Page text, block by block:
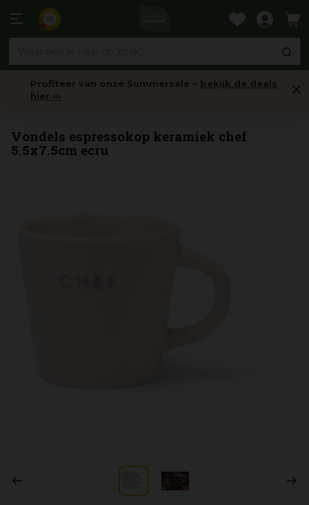
naar
Profiteer van onze Summersale – bekijk de deals
hier ›››
Vondels espressokop keramiek chef
5.5x7.5cm ecru